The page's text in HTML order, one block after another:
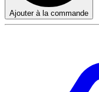
Ajouter à la commande